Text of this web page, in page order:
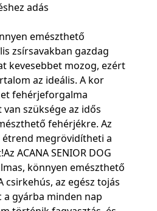
adás
emészthető
zsírsavakban gazdag
kevesebbet mozog, ezért
az ideális. A kor
fehérjeforgalma
szüksége az idős
fehérjékre. Az
megrövidítheti a
ACANA SENIOR DOG
könnyen emészthető
csirkehús, az egész tojás
a gyárba minden nap